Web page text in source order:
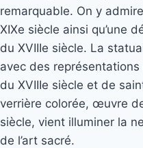
remarquable. On y
XIXe siècle ainsi qu’une
du XVIIIe siècle. La
avec des
du XVIIIe siècle et de
verrière colorée, œuvre
siècle, vient illuminer la
de l’art sacré.